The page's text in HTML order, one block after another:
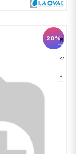
20%